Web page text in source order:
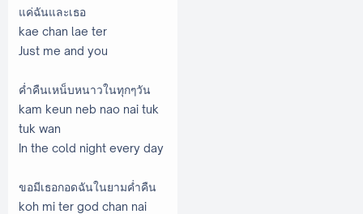
แค่ฉันและเธอ
kae chan lae ter
Just me and you
ค่ำคืนเหน็บหนาวในทุกๆวัน
kam keun neb nao nai tuk
tuk wan
In the cold night every day
ขอมีเธอกอดฉันในยามค่ำคืน
koh mi ter god chan nai